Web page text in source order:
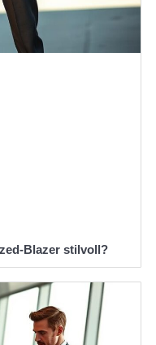
Blazer stilvoll?